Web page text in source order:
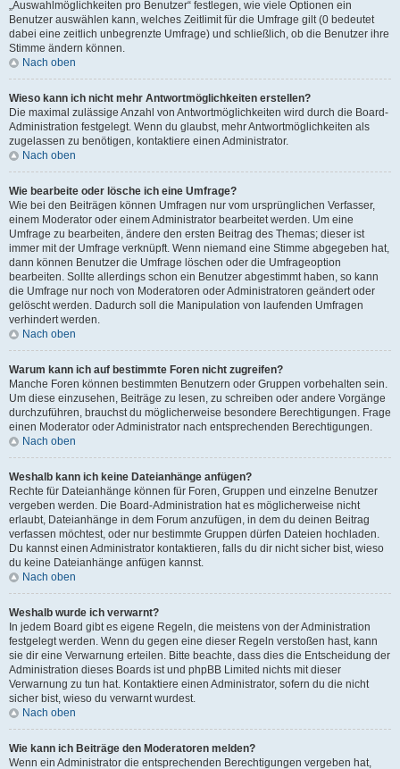
„Auswahlmöglichkeiten pro Benutzer“ festlegen, wie viele Optionen ein
Benutzer auswählen kann, welches Zeitlimit für die Umfrage gilt (0 bedeutet
dabei eine zeitlich unbegrenzte Umfrage) und schließlich, ob die Benutzer ihre
Stimme ändern können.
Nach oben
Wieso kann ich nicht mehr Antwortmöglichkeiten erstellen?
Die maximal zulässige Anzahl von Antwortmöglichkeiten wird durch die Board-
Administration festgelegt. Wenn du glaubst, mehr Antwortmöglichkeiten als
zugelassen zu benötigen, kontaktiere einen Administrator.
Nach oben
Wie bearbeite oder lösche ich eine Umfrage?
Wie bei den Beiträgen können Umfragen nur vom ursprünglichen Verfasser,
einem Moderator oder einem Administrator bearbeitet werden. Um eine
Umfrage zu bearbeiten, ändere den ersten Beitrag des Themas; dieser ist
immer mit der Umfrage verknüpft. Wenn niemand eine Stimme abgegeben hat,
dann können Benutzer die Umfrage löschen oder die Umfrageoption
bearbeiten. Sollte allerdings schon ein Benutzer abgestimmt haben, so kann
die Umfrage nur noch von Moderatoren oder Administratoren geändert oder
gelöscht werden. Dadurch soll die Manipulation von laufenden Umfragen
verhindert werden.
Nach oben
Warum kann ich auf bestimmte Foren nicht zugreifen?
Manche Foren können bestimmten Benutzern oder Gruppen vorbehalten sein.
Um diese einzusehen, Beiträge zu lesen, zu schreiben oder andere Vorgänge
durchzuführen, brauchst du möglicherweise besondere Berechtigungen. Frage
einen Moderator oder Administrator nach entsprechenden Berechtigungen.
Nach oben
Weshalb kann ich keine Dateianhänge anfügen?
Rechte für Dateianhänge können für Foren, Gruppen und einzelne Benutzer
vergeben werden. Die Board-Administration hat es möglicherweise nicht
erlaubt, Dateianhänge in dem Forum anzufügen, in dem du deinen Beitrag
verfassen möchtest, oder nur bestimmte Gruppen dürfen Dateien hochladen.
Du kannst einen Administrator kontaktieren, falls du dir nicht sicher bist, wieso
du keine Dateianhänge anfügen kannst.
Nach oben
Weshalb wurde ich verwarnt?
In jedem Board gibt es eigene Regeln, die meistens von der Administration
festgelegt werden. Wenn du gegen eine dieser Regeln verstoßen hast, kann
sie dir eine Verwarnung erteilen. Bitte beachte, dass dies die Entscheidung der
Administration dieses Boards ist und phpBB Limited nichts mit dieser
Verwarnung zu tun hat. Kontaktiere einen Administrator, sofern du die nicht
sicher bist, wieso du verwarnt wurdest.
Nach oben
Wie kann ich Beiträge den Moderatoren melden?
Wenn ein Administrator die entsprechenden Berechtigungen vergeben hat,